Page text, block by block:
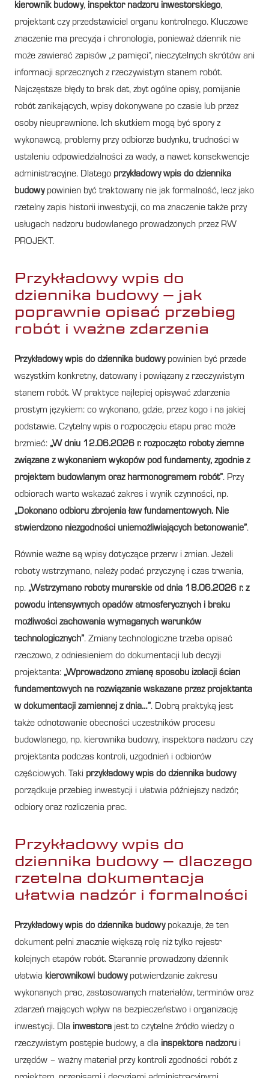
kierownik budowy, inspektor nadzoru inwestorskiego,
projektant czy przedstawiciel organu kontrolnego. Kluczowe
znaczenie ma precyzja i chronologia, ponieważ dziennik nie
może zawierać zapisów „z pamięci”, nieczytelnych skrótów ani
informacji sprzecznych z rzeczywistym stanem robót.
Najczęstsze błędy to brak dat, zbyt ogólne opisy, pomijanie
robót zanikających, wpisy dokonywane po czasie lub przez
osoby nieuprawnione. Ich skutkiem mogą być spory z
wykonawcą, problemy przy odbiorze budynku, trudności w
ustaleniu odpowiedzialności za wady, a nawet konsekwencje
administracyjne. Dlatego przykładowy wpis do dziennika
budowypowinien być traktowany nie jak formalność, lecz jako
rzetelny zapis historii inwestycji, co ma znaczenie także przy
usługach nadzoru budowlanego prowadzonych przez RW
PROJEKT.
Przykładowy wpis do
dziennika budowy – jak
poprawnie opisać przebieg
robót i ważne zdarzenia
Przykładowy wpis do dziennika budowypowinien być przede
wszystkim konkretny, datowany i powiązany z rzeczywistym
stanem robót. W praktyce najlepiej opisywać zdarzenia
prostym językiem: co wykonano, gdzie, przez kogo i na jakiej
podstawie. Czytelny wpis o rozpoczęciu etapu prac może
brzmieć: „W dniu 12.06.2026 r. rozpoczęto roboty ziemne
związane z wykonaniem wykopów pod fundamenty, zgodnie z
projektem budowlanym oraz harmonogramem robót”. Przy
odbiorach warto wskazać zakres i wynik czynności, np.
„Dokonano odbioru zbrojenia ław fundamentowych. Nie
stwierdzono niezgodności uniemożliwiających betonowanie”.
Równie ważne są wpisy dotyczące przerw i zmian. Jeżeli
roboty wstrzymano, należy podać przyczynę i czas trwania,
np. „Wstrzymano roboty murarskie od dnia 18.06.2026 r. z
powodu intensywnych opadów atmosferycznych i braku
możliwości zachowania wymaganych warunków
technologicznych”. Zmiany technologiczne trzeba opisać
rzeczowo, z odniesieniem do dokumentacji lub decyzji
projektanta: „Wprowadzono zmianę sposobu izolacji ścian
fundamentowych na rozwiązanie wskazane przez projektanta
w dokumentacji zamiennej z dnia…”. Dobrą praktyką jest
także odnotowanie obecności uczestników procesu
budowlanego, np. kierownika budowy, inspektora nadzoru czy
projektanta podczas kontroli, uzgodnień i odbiorów
częściowych. Taki przykładowy wpis do dziennika budowy
porządkuje przebieg inwestycji i ułatwia późniejszy nadzór,
odbiory oraz rozliczenia prac.
Przykładowy wpis do
dziennika budowy – dlaczego
rzetelna dokumentacja
ułatwia nadzór i formalności
Przykładowy wpis do dziennika budowypokazuje, że ten
dokument pełni znacznie większą rolę niż tylko rejestr
kolejnych etapów robót. Starannie prowadzony dziennik
ułatwia kierownikowi budowypotwierdzanie zakresu
wykonanych prac, zastosowanych materiałów, terminów oraz
zdarzeń mających wpływ na bezpieczeństwo i organizację
inwestycji. Dla inwestora jest to czytelne źródło wiedzy o
rzeczywistym postępie budowy, a dla inspektora nadzoru i
urzędów – ważny materiał przy kontroli zgodności robót z